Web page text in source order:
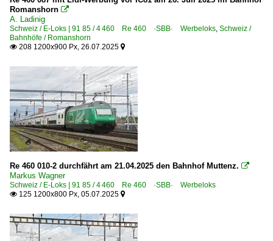
Romanshorn 
A. Ladinig
Schweiz / E-Loks | 91 85 / 4 460 Re 460 ·SBB· Werbeloks, Schweiz /
Bahnhöfe / Romanshorn
 208 1200x900 Px, 26.07.2025 
Re 460 010-2 durchfährt am 21.04.2025 den Bahnhof Muttenz. 
Markus Wagner
Schweiz / E-Loks | 91 85 / 4 460 Re 460 ·SBB· Werbeloks
 125 1200x800 Px, 05.07.2025 